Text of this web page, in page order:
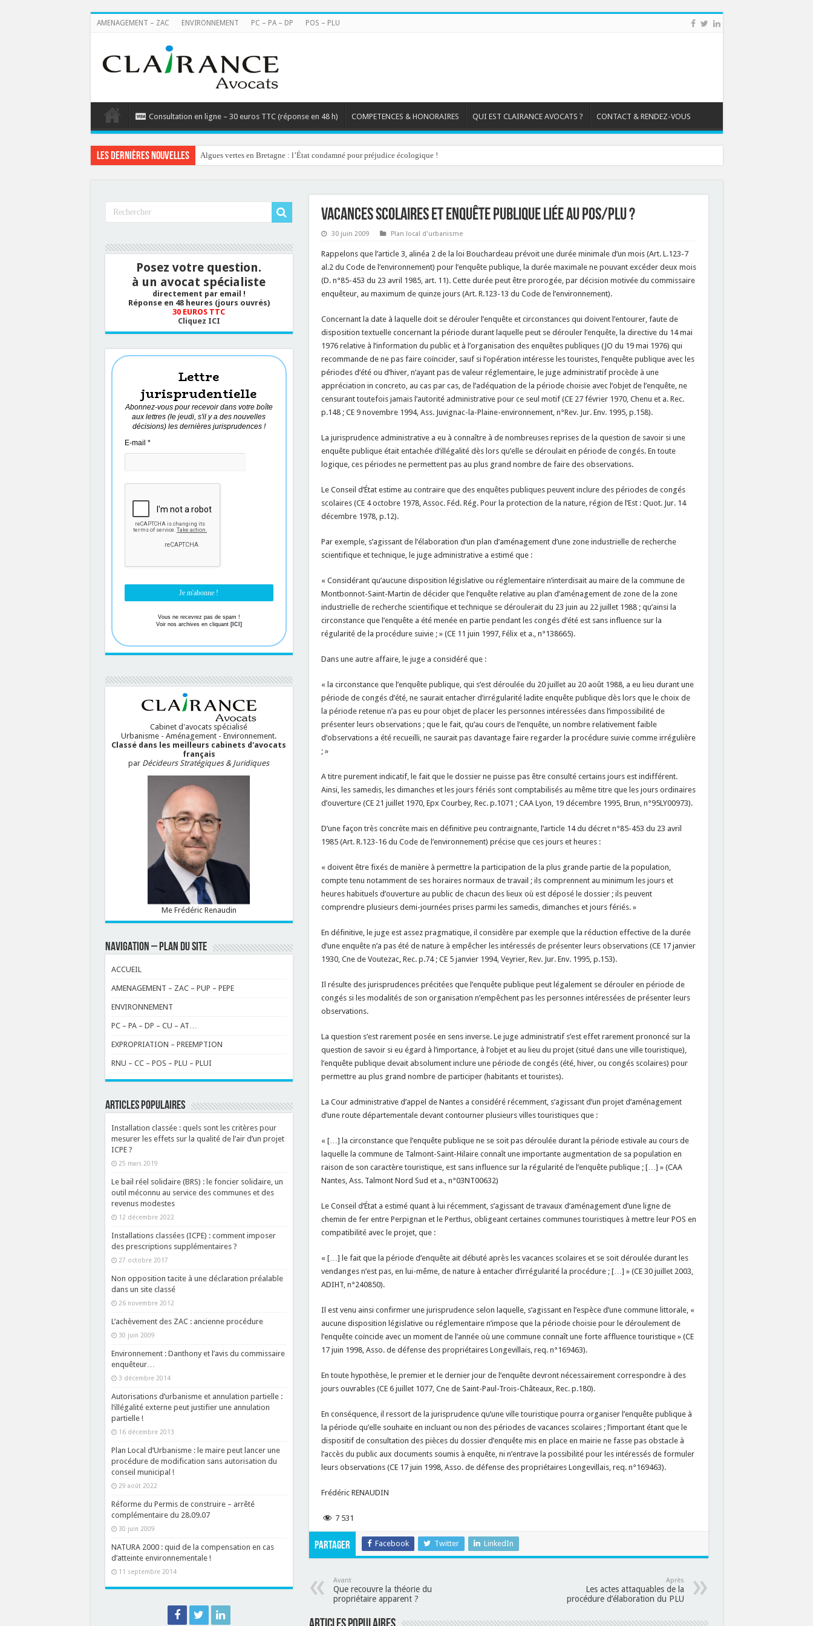
AMENAGEMENT – ZAC ENVIRONNEMENT PC – PA – DP POS – PLU
Consultation en ligne – 30 euros TTC (réponse en 48 h) COMPETENCES & HONORAIRES QUI EST CLAIRANCE AVOCATS ? CONTACT & RENDEZ-VOUS
Les dernières nouvelles Algues vertes en Bretagne : l’État condamné pour préjudice écologique !
Vacances scolaires et enquête publique liée au POS/PLU ?
30 juin 2009 Plan local d'urbanisme
Rappelons que l’article 3, alinéa 2 de la loi Bouchardeau prévoit une durée minimale d’un mois (Art. L.123-7
al.2 du Code de l’environnement) pour l’enquête publique, la durée maximale ne pouvant excéder deux mois
(D. n°85-453 du 23 avril 1985, art. 11). Cette durée peut être prorogée, par décision motivée du commissaire
enquêteur, au maximum de quinze jours (Art. R.123-13 du Code de l’environnement).
Concernant la date à laquelle doit se dérouler l’enquête et circonstances qui doivent l’entourer, faute de
disposition textuelle concernant la période durant laquelle peut se dérouler l’enquête, la directive du 14 mai
1976 relative à l’information du public et à l’organisation des enquêtes publiques (JO du 19 mai 1976) qui
recommande de ne pas faire coïncider, sauf si l’opération intéresse les touristes, l’enquête publique avec les
périodes d’été ou d’hiver, n’ayant pas de valeur réglementaire, le juge administratif procède à une
appréciation in concreto, au cas par cas, de l’adéquation de la période choisie avec l’objet de l’enquête, ne
censurant toutefois jamais l’autorité administrative pour ce seul motif (CE 27 février 1970, Chenu et a. Rec.
p.148 ; CE 9 novembre 1994, Ass. Juvignac-la-Plaine-environnement, n°Rev. Jur. Env. 1995, p.158).
La jurisprudence administrative a eu à connaître à de nombreuses reprises de la question de savoir si une
enquête publique était entachée d’illégalité dès lors qu’elle se déroulait en période de congés. En toute
logique, ces périodes ne permettent pas au plus grand nombre de faire des observations.
Le Conseil d’État estime au contraire que des enquêtes publiques peuvent inclure des périodes de congés
scolaires (CE 4 octobre 1978, Assoc. Féd. Rég. Pour la protection de la nature, région de l’Est : Quot. Jur. 14
décembre 1978, p.12).
Par exemple, s’agissant de l’élaboration d’un plan d’aménagement d’une zone industrielle de recherche
scientifique et technique, le juge administrative a estimé que :
« Considérant qu’aucune disposition législative ou réglementaire n’interdisait au maire de la commune de
Montbonnot-Saint-Martin de décider que l’enquête relative au plan d’aménagement de zone de la zone
industrielle de recherche scientifique et technique se déroulerait du 23 juin au 22 juillet 1988 ; qu’ainsi la
circonstance que l’enquête a été menée en partie pendant les congés d’été est sans influence sur la
régularité de la procédure suivie ; » (CE 11 juin 1997, Félix et a., n°138665).
Dans une autre affaire, le juge a considéré que :
« la circonstance que l’enquête publique, qui s’est déroulée du 20 juillet au 20 août 1988, a eu lieu durant une
période de congés d’été, ne saurait entacher d’irrégularité ladite enquête publique dès lors que le choix de
la période retenue n’a pas eu pour objet de placer les personnes intéressées dans l’impossibilité de
présenter leurs observations ; que le fait, qu’au cours de l’enquête, un nombre relativement faible
d’observations a été recueilli, ne saurait pas davantage faire regarder la procédure suivie comme irrégulière
; »
A titre purement indicatif, le fait que le dossier ne puisse pas être consulté certains jours est indifférent.
Ainsi, les samedis, les dimanches et les jours fériés sont comptabilisés au même titre que les jours ordinaires
d’ouverture (CE 21 juillet 1970, Epx Courbey, Rec. p.1071 ; CAA Lyon, 19 décembre 1995, Brun, n°95LY00973).
D’une façon très concrète mais en définitive peu contraignante, l’article 14 du décret n°85-453 du 23 avril
1985 (Art. R.123-16 du Code de l’environnement) précise que ces jours et heures :
« doivent être fixés de manière à permettre la participation de la plus grande partie de la population,
compte tenu notamment de ses horaires normaux de travail ; ils comprennent au minimum les jours et
heures habituels d’ouverture au public de chacun des lieux où est déposé le dossier ; ils peuvent
comprendre plusieurs demi-journées prises parmi les samedis, dimanches et jours fériés. »
En définitive, le juge est assez pragmatique, il considère par exemple que la réduction effective de la durée
d’une enquête n’a pas été de nature à empêcher les intéressés de présenter leurs observations (CE 17 janvier
1930, Cne de Voutezac, Rec. p.74 ; CE 5 janvier 1994, Veyrier, Rev. Jur. Env. 1995, p.153).
Il résulte des jurisprudences précitées que l’enquête publique peut légalement se dérouler en période de
congés si les modalités de son organisation n’empêchent pas les personnes intéressées de présenter leurs
observations.
La question s’est rarement posée en sens inverse. Le juge administratif s’est effet rarement prononcé sur la
question de savoir si eu égard à l’importance, à l’objet et au lieu du projet (situé dans une ville touristique),
l’enquête publique devait absolument inclure une période de congés (été, hiver, ou congés scolaires) pour
permettre au plus grand nombre de participer (habitants et touristes).
La Cour administrative d’appel de Nantes a considéré récemment, s’agissant d’un projet d’aménagement
d’une route départementale devant contourner plusieurs villes touristiques que :
« […] la circonstance que l’enquête publique ne se soit pas déroulée durant la période estivale au cours de
laquelle la commune de Talmont-Saint-Hilaire connaît une importante augmentation de sa population en
raison de son caractère touristique, est sans influence sur la régularité de l’enquête publique ; […] » (CAA
Nantes, Ass. Talmont Nord Sud et a., n°03NT00632)
Le Conseil d’État a estimé quant à lui récemment, s’agissant de travaux d’aménagement d’une ligne de
chemin de fer entre Perpignan et le Perthus, obligeant certaines communes touristiques à mettre leur POS en
compatibilité avec le projet, que :
« […] le fait que la période d’enquête ait débuté après les vacances scolaires et se soit déroulée durant les
vendanges n’est pas, en lui-même, de nature à entacher d’irrégularité la procédure ; […] » (CE 30 juillet 2003,
ADIHT, n°240850).
Il est venu ainsi confirmer une jurisprudence selon laquelle, s’agissant en l’espèce d’une commune littorale, «
aucune disposition législative ou réglementaire n’impose que la période choisie pour le déroulement de
l’enquête coïncide avec un moment de l’année où une commune connaît une forte affluence touristique » (CE
17 juin 1998, Asso. de défense des propriétaires Longevillais, req. n°169463).
En toute hypothèse, le premier et le dernier jour de l’enquête devront nécessairement correspondre à des
jours ouvrables (CE 6 juillet 1077, Cne de Saint-Paul-Trois-Châteaux, Rec. p.180).
En conséquence, il ressort de la jurisprudence qu’une ville touristique pourra organiser l’enquête publique à
la période qu’elle souhaite en incluant ou non des périodes de vacances scolaires ; l’important étant que le
dispositif de consultation des pièces du dossier d’enquête mis en place en mairie ne fasse pas obstacle à
l’accès du public aux documents soumis à enquête, ni n’entrave la possibilité pour les intéressés de formuler
leurs observations (CE 17 juin 1998, Asso. de défense des propriétaires Longevillais, req. n°169463).
Frédéric RENAUDIN
7 531
Partager Facebook Twitter LinkedIn
Avant
Que recouvre la théorie du
propriétaire apparent ?
Après
Les actes attaquables de la
procédure d’élaboration du PLU
Posez votre question.
à un avocat spécialiste
directement par email !
Réponse en 48 heures (jours ouvrés)
30 EUROS TTC
Cliquez ICI
Lettre
jurisprudentielle
Abonnez-vous pour recevoir dans votre boîte
aux lettres (le jeudi, s'il y a des nouvelles
décisions) les dernières jurisprudences !
E-mail *
Vous ne recevrez pas de spam !
Voir nos archives en cliquant [ICI]
Cabinet d'avocats spécialisé
Urbanisme - Aménagement - Environnement.
Classé dans les meilleurs cabinets d'avocats
français
par Décideurs Stratégiques & Juridiques
Me Frédéric Renaudin
NAVIGATION – PLAN DU SITE
ACCUEIL
AMENAGEMENT – ZAC – PUP – PEPE
ENVIRONNEMENT
PC – PA – DP – CU – AT…
EXPROPRIATION – PREEMPTION
RNU – CC – POS – PLU – PLUI
ARTICLES POPULAIRES
Installation classée : quels sont les critères pour
mesurer les effets sur la qualité de l’air d’un projet
ICPE ?
25 mars 2019
Le bail réel solidaire (BRS) : le foncier solidaire, un
outil méconnu au service des communes et des
revenus modestes
12 décembre 2022
Installations classées (ICPE) : comment imposer
des prescriptions supplémentaires ?
27 octobre 2017
Non opposition tacite à une déclaration préalable
dans un site classé
26 novembre 2012
L’achèvement des ZAC : ancienne procédure
30 juin 2009
Environnement : Danthony et l’avis du commissaire
enquêteur…
3 décembre 2014
Autorisations d’urbanisme et annulation partielle :
l’illégalité externe peut justifier une annulation
partielle !
16 décembre 2013
Plan Local d’Urbanisme : le maire peut lancer une
procédure de modification sans autorisation du
conseil municipal !
29 août 2022
Réforme du Permis de construire – arrêté
complémentaire du 28.09.07
30 juin 2009
NATURA 2000 : quid de la compensation en cas
d’atteinte environnementale !
11 septembre 2014